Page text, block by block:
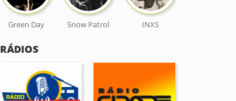
Green Day Snow Patrol INXS
RÁDIOS